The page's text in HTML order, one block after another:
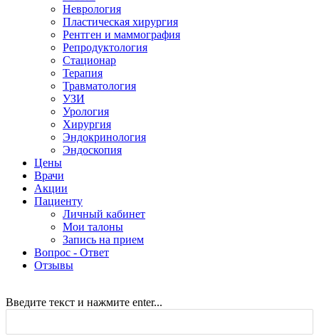
Неврология
Пластическая хирургия
Рентген и маммография
Репродуктология
Стационар
Терапия
Травматология
УЗИ
Урология
Хирургия
Эндокринология
Эндоскопия
Цены
Врачи
Акции
Пациенту
Личный кабинет
Мои талоны
Запись на прием
Вопрос - Ответ
Отзывы
Введите текст и нажмите enter...